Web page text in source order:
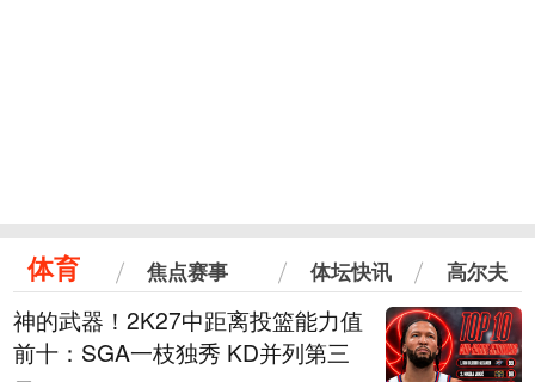
体育 焦点赛事 体坛快讯 高尔夫
神的武器！2K27中距离投篮能力值
前十：SGA一枝独秀 KD并列第三